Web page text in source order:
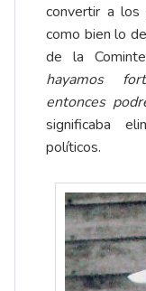
convertir a
como bien lo
de la
hayamos
entonces
significaba
políticos.